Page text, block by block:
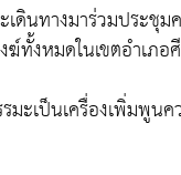
ดินทางมาร่วมประชุ
ทั้งหมดในเขตอำเภอ
ะเป็นเครื่องเพิ่มพูน